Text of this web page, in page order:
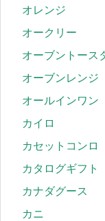
オレンジ
オークリー
オーブントース
オーブンレンジ
オールインワン
カイロ
カセットコンロ
カタログギフト
カナダグース
カニ